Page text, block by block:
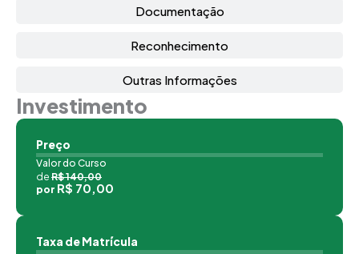
Documentação
Reconhecimento
Outras Informações
Investimento
Preço
Valor do Curso
de R$ 140,00
por R$ 70,00
Taxa de Matrícula